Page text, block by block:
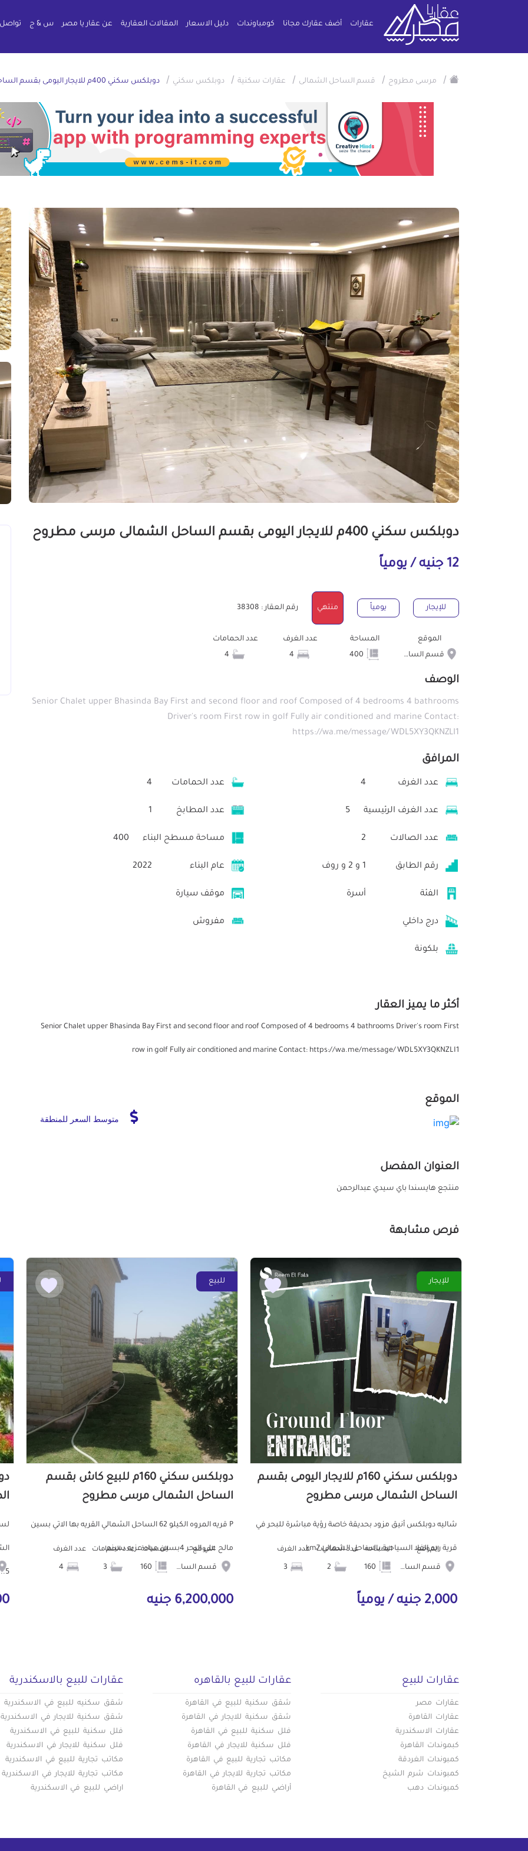
عقارات أضف عقارك مجانا كومباوندات دليل الاسعار المقالات العقارية عن عقار يا مصر س & ج
/ مرسى مطروح / قسم الساحل الشمالى / عقارات سكنية / دوبلكس سكني / دوبلكس سكني 400م للايجار اليومى بقسم الساحل الشمالى مرسى مطروح
دوبلكس سكني 400م للايجار اليومى بقسم الساحل الشمالى مرسى مطروح
12 جنيه / يومياً
للإيجار يومياً منتهي رقم العقار : 38308
الموقع
قسم الساحل الشمالى
المساحة
عدد الغرف
عدد الحمامات
الوصف
Senior Chalet upper Bhasinda Bay First and second floor and roof Composed of 4 bedrooms 4 bathrooms
Driver's room First row in golf Fully air conditioned and marine Contact:
https://wa.me/message/WDL5XY3QKNZLI1
المرافق
عدد الغرف 4 عدد الحمامات 4
عدد الغرف الرئيسية 5 عدد المطابخ 1
عدد الصالات 2 مساحة مسطح البناء 400
رقم الطابق 1 و 2 و روف عام البناء 2022
الفئة أسرة موقف سيارة
درج داخلي مفروش
بلكونة
أكثر ما يميز العقار
Senior Chalet upper Bhasinda Bay First and second floor and roof Composed of 4 bedrooms 4 bathrooms Driver's room First
row in golf Fully air conditioned and marine Contact: https://wa.me/message/WDL5XY3QKNZLI1
الموقع
متوسط السعر للمنطقة
العنوان المفصل
منتجع هايسندا باي سيدي عبدالرحمن
فرص مشابهة
للإيجار
دوبلكس سكني 160م للايجار اليومى بقسم
الساحل الشمالى مرسى مطروح
شاليه دوبلكس أنيق مزود بحديقة خاصة رؤية مباشرة للبحر في
قرية ريم الفلا السياحية بالساحل الشمالي km7...
الموقع
قسم الساحل الشمالى
المساحة عدد الحمامات عدد الغرف
2,000 جنيه / يومياً
للبيع
دوبلكس سكني 160م للبيع كاش بقسم
الساحل الشمالى مرسى مطروح
P قريه المروه الكيلو 62 الساحل الشمالي القريه بها الاتي بسين
مالح علي البحر 4بسين مياه عزبه سينم...
الموقع
قسم الساحل الشمالى
المساحة عدد الحمامات عدد الغرف
6,200,000 جنيه
5...
عقارات للبيع
عقارات مصر
عقارات القاهرة
عقارات الاسكندرية
كبموندات القاهرة
كمبوندات الغردقة
كمبوندات شرم الشيخ
كمبوندات دهب
عقارات للبيع بالقاهره
شقق سكنية للبيع في القاهرة
شقق سكنية للايجار في القاهرة
فلل سكنية للبيع في القاهرة
فلل سكنية للايجار في القاهرة
مكاتب تجارية للبيع في القاهرة
مكاتب تجارية للايجار في القاهرة
أراضي للبيع في القاهرة
عقارات للبيع بالاسكندرية
شقق سكنيه للبيع في الاسكندرية
شقق سكنية للايجار في الاسكندرية
فلل سكنية للبيع في الاسكندرية
فلل سكنية للايجار في الاسكندرية
مكاتب تجارية للبيع في الاسكندرية
مكاتب تجارية للايجار في الاسكندرية
اراضي للبيع في الاسكندرية